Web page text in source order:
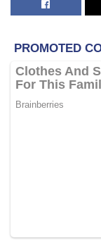
plastik, telah
`mata
Bagaimanapun
mata itu adalah